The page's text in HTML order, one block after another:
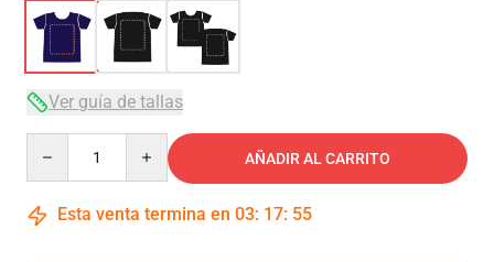
Ver guía de tallas
AÑADIR AL CARRITO
Esta venta termina en 03: 17: 54